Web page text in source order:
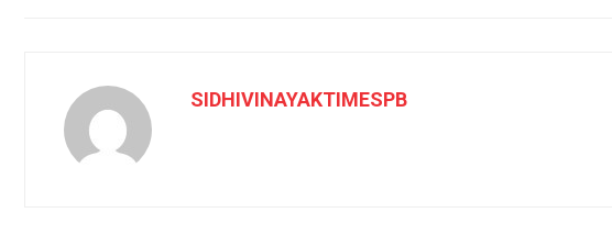
SIDHIVINAYAKTIMESPB